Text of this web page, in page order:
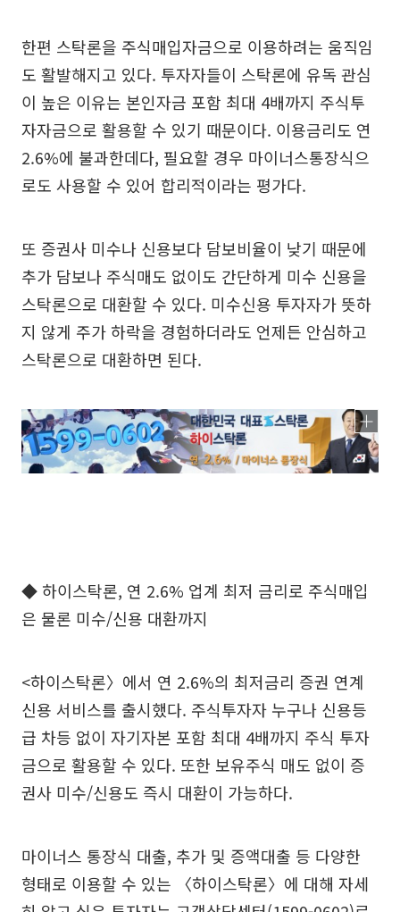
한편 스탁론을 주식매입자금으로 이용하려는 움직임
도 활발해지고 있다. 투자자들이 스탁론에 유독 관심
이 높은 이유는 본인자금 포함 최대 4배까지 주식투
자자금으로 활용할 수 있기 때문이다. 이용금리도 연
2.6%에 불과한데다, 필요할 경우 마이너스통장식으
로도 사용할 수 있어 합리적이라는 평가다.
또 증권사 미수나 신용보다 담보비율이 낮기 때문에
추가 담보나 주식매도 없이도 간단하게 미수 신용을
스탁론으로 대환할 수 있다. 미수신용 투자자가 뜻하
지 않게 주가 하락을 경험하더라도 언제든 안심하고
스탁론으로 대환하면 된다.
◆ 하이스탁론, 연 2.6% 업계 최저 금리로 주식매입
은 물론 미수/신용 대환까지
<하이스탁론〉에서 연 2.6%의 최저금리 증권 연계
신용 서비스를 출시했다. 주식투자자 누구나 신용등
급 차등 없이 자기자본 포함 최대 4배까지 주식 투자
금으로 활용할 수 있다. 또한 보유주식 매도 없이 증
권사 미수/신용도 즉시 대환이 가능하다.
마이너스 통장식 대출, 추가 및 증액대출 등 다양한
형태로 이용할 수 있는 〈하이스탁론〉에 대해 자세